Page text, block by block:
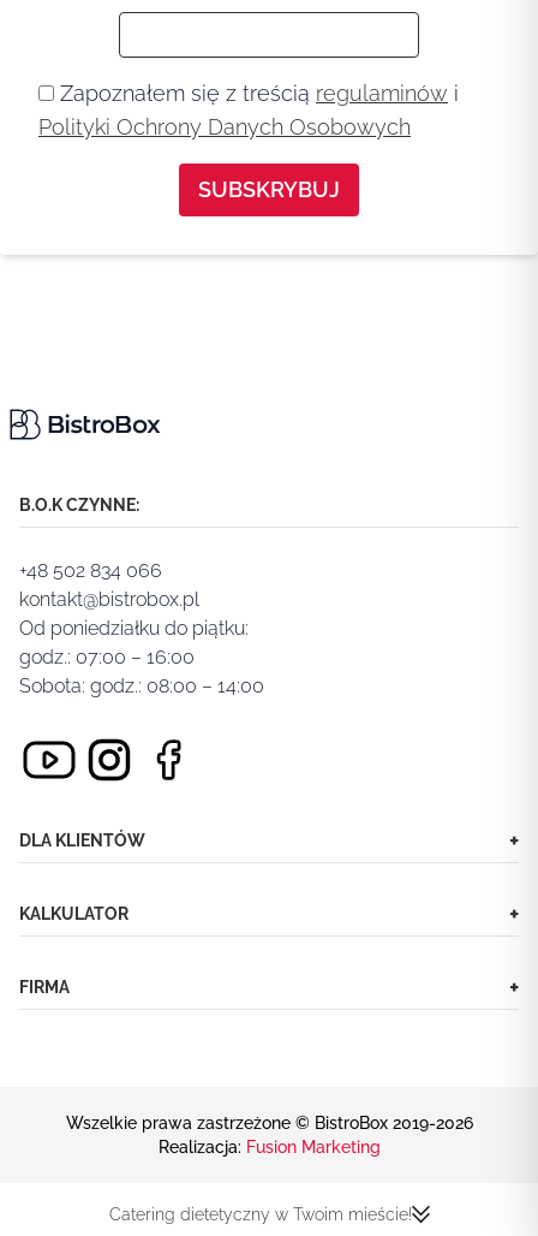
Zapoznałem się z treścią regulaminów i
Polityki Ochrony Danych Osobowych
B.O.K CZYNNE:
+48 502 834 066
kontakt@bistrobox.pl
Od poniedziałku do piątku:
godz.: 07:00 – 16:00
Sobota: godz.: 08:00 – 14:00
DLA KLIENTÓW +
KALKULATOR +
FIRMA +
Wszelkie prawa zastrzeżone © BistroBox 2019-2026
Realizacja: Fusion Marketing
Catering dietetyczny w Twoim mieście!